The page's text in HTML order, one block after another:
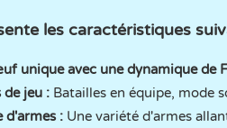
les caractéristiques
unique avec une dynamique de
jeu : Batailles en équipe, mode
d'armes : Une variété d'armes